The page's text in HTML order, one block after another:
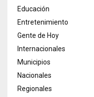
Educación
Entretenimiento
Gente de Hoy
Internacionales
Municipios
Nacionales
Regionales